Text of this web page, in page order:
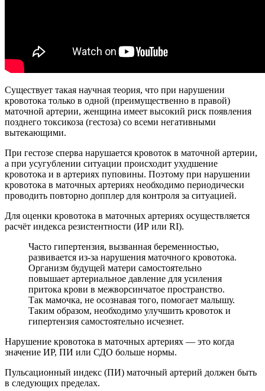
Существует такая научная теория, что при нарушении
кровотока только в одной (преимущественно в правой)
маточной артерии, женщина имеет высокий риск появления
позднего токсикоза (гестоза) со всеми негативными
вытекающими.
При гестозе сперва нарушается кровоток в маточной артерии,
а при усугублении ситуации происходит ухудшение
кровотока и в артериях пуповины. Поэтому при нарушении
кровотока в маточных артериях необходимо периодически
проводить повторно допплер для контроля за ситуацией.
Для оценки кровотока в маточных артериях осуществляется
расчёт индекса резистентности (ИР или RI).
Часто гипертензия, вызванная беременностью,
развивается из-за нарушения маточного кровотока.
Организм будущей матери самостоятельно
повышает артериальное давление для усиления
притока крови в межворсинчатое пространство.
Так мамочка, не осознавая того, помогает малышу.
Таким образом, необходимо улучшить кровоток и
гипертензия самостоятельно исчезнет.
Нарушение кровотока в маточных артериях — это когда
значение ИР, ПИ или СДО больше нормы.
Пульсационный индекс (ПИ) маточный артерий должен быть
в следующих пределах.